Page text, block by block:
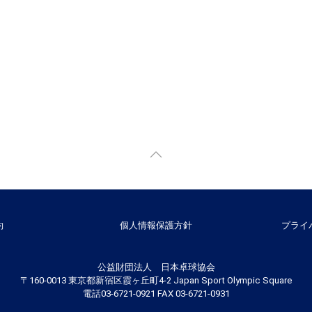
個人情報保護方針 プライ
公益財団法人 日本卓球協会
〒160-0013 東京都新宿区霞ヶ丘町4-2 Japan Sport Olympic Square
電話03-6721-0921 FAX 03-6721-0931